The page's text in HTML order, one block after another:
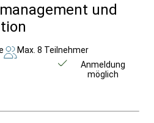
und
Max. 8 Teilnehmer
Anmeldung
möglich